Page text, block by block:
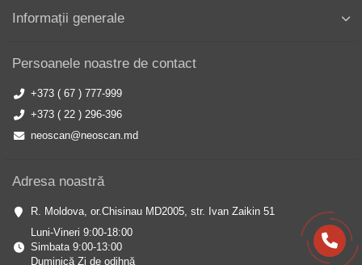
Informații generale
Persoanele noastre de contact
+373 ( 67 ) 777-999
+373 ( 22 ) 296-396
neoscan@neoscan.md
Adresa noastră
R. Moldova, or.Chisinau MD2005, str. Ivan Zaikin 51
Luni-Vineri 9:00-18:00
Simbata 9:00-13:00
Duminică Zi de odihnă